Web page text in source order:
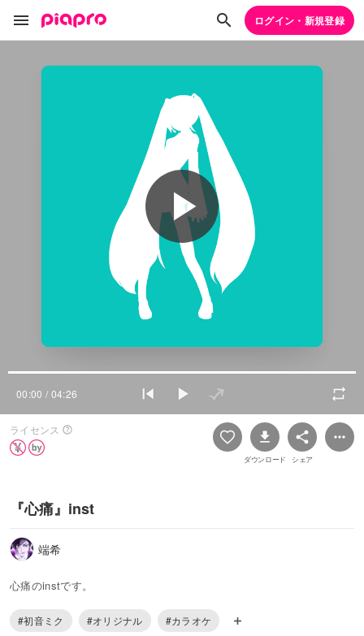
ログイン・新規登録
00:00 / 04:26
ライセンス
ダウンロード シェア
『心痛』inst
端希
心痛のinstです。
#初音ミク #オリジナル #カラオケ